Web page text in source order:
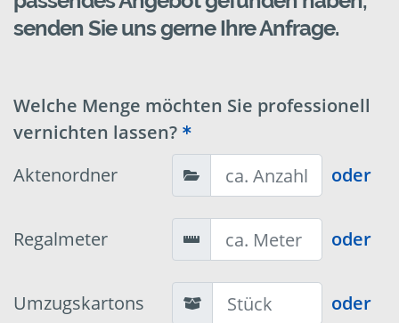
senden Sie uns gerne Ihre Anfrage.
Welche Menge möchten Sie professionell
vernichten lassen?
Aktenordner
oder
Regalmeter oder
Umzugskartons oder